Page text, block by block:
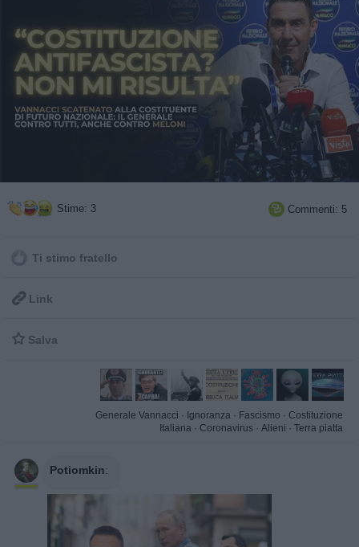
Stime: 3  Commenti: 5
Ti stimo fratello
 Link
 Salva
Generale Vannacci · Ignoranza · Fascismo · Costituzione
Italiana · Coronavirus · Alieni · Terra piatta
Potiomkin: